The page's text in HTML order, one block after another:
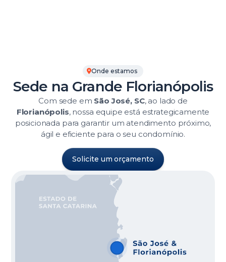
Onde estamos
Sede na Grande Florianópolis
Com sede em São José, SC, ao lado de
Florianópolis, nossa equipe está estrategicamente
posicionada para garantir um atendimento próximo,
ágil e eficiente para o seu condomínio.
Solicite um orçamento